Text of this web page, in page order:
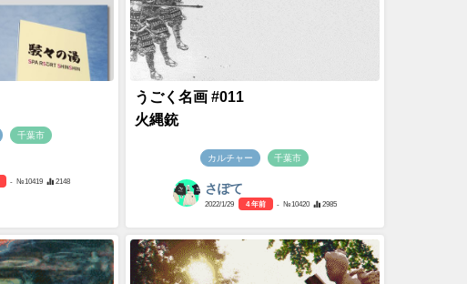
千葉市
- №10419 2148
うごく名画 #011
火縄銃
カルチャー 千葉市
さぽて
2022/1/29 4 年前 - №10420 2985